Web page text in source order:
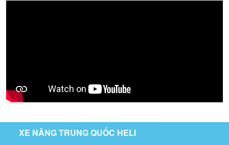
XE NÂNG TRUNG QUỐC HELI